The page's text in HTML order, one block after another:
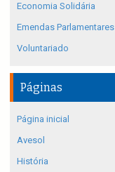
Economia Solidária
Emendas Parlamentares
Voluntariado
Páginas
Página inicial
Avesol
História